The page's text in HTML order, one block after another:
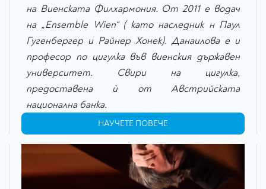
на Виенската Филхармония. От 2011 е водач
на „Ensemble Wien“ ( като наследник н Паул
Гугенбергер и Райнер Хонек). Данаилова е и
професор по цигулка във виенския държавен
университет. Свири на цигулка,
предоставена ѝ от Австрийската
национална банка.
НАУЧЕТЕ ПОВЕЧЕ